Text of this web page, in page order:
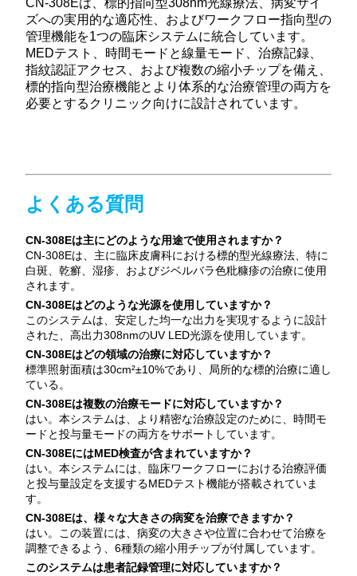
ズへの実用的な適応性、およびワークフロー指向型の
管理機能を1つの臨床システムに統合しています。
MEDテスト、時間モードと線量モード、治療記録、
指紋認証アクセス、および複数の縮小チップを備え、
標的指向型治療機能とより体系的な治療管理の両方を
必要とするクリニック向けに設計されています。
よくある質問
CN-308Eは主にどのような用途で使用されますか？
CN-308Eは、主に臨床皮膚科における標的型光線療法、特に
白斑、乾癬、湿疹、およびジベルバラ色粃糠疹の治療に使用
されます。
CN-308Eはどのような光源を使用していますか？
このシステムは、安定した均一な出力を実現するように設計
された、高出力308nmのUV LED光源を使用しています。
CN-308Eはどの領域の治療に対応していますか？
標準照射面積は30cm²±10%であり、局所的な標的治療に適し
ている。
CN-308Eは複数の治療モードに対応していますか？
はい。本システムは、より精密な治療設定のために、時間モ
ードと投与量モードの両方をサポートしています。
CN-308EにはMED検査が含まれていますか？
はい。本システムには、臨床ワークフローにおける治療評価
と投与量設定を支援するMEDテスト機能が搭載されていま
す。
CN-308Eは、様々な大きさの病変を治療できますか？
はい。この装置には、病変の大きさや位置に合わせて治療を
調整できるよう、6種類の縮小用チップが付属しています。
このシステムは患者記録管理に対応していますか？